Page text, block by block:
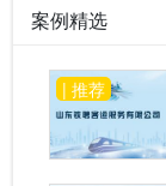
案例精选
| 推荐